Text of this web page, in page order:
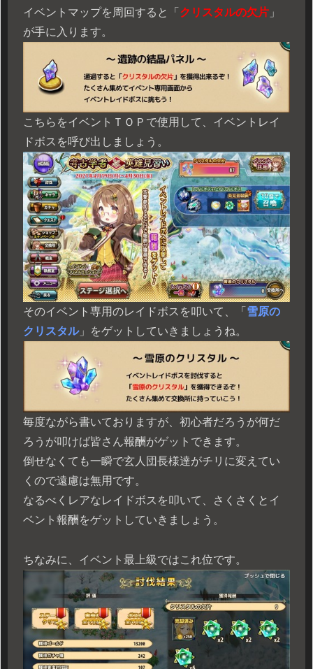
イベントマップを周回すると「 クリスタルの欠片 」
が手に入ります。
こちらをイベントＴＯＰで使用して、イベントレイ
ドボスを呼び出しましょう。
そのイベント専用のレイドボスを叩いて、「 雪原の
クリスタル」をゲットしていきましょうね。
毎度ながら書いておりますが、初心者だろうが何だ
ろうが叩けば皆さん報酬がゲットできます。
倒せなくても一瞬で玄人団長様達がチリに変えてい
くので遠慮は無用です。
なるべくレアなレイドボスを叩いて、さくさくとイ
ベント報酬をゲットしていきましょう。
ちなみに、イベント最上級ではこれ位です。